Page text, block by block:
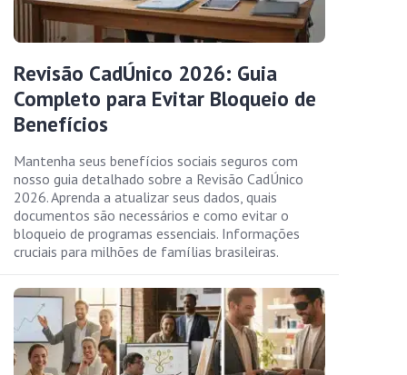
Revisão CadÚnico 2026: Guia
Completo para Evitar Bloqueio de
Benefícios
Mantenha seus benefícios sociais seguros com
nosso guia detalhado sobre a Revisão CadÚnico
2026. Aprenda a atualizar seus dados, quais
documentos são necessários e como evitar o
bloqueio de programas essenciais. Informações
cruciais para milhões de famílias brasileiras.